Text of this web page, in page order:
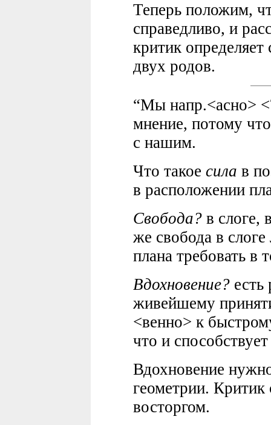
Теперь положим,
справедливо, и
критик определяет
двух родов.
“Мы напр.<асно>
мнение, потому
с нашим.
Что такое сила в
в расположении
Свобода?в слоге,
же свобода в
плана требовать в
Вдохновение?есть
живейшему
<венно> к
что и
Вдохновение
геометрии. Критик
восторгом.